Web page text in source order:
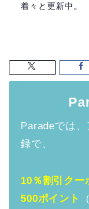
着々と更新中。
Paradeでは
録で、
10％割引クー
500ポイント